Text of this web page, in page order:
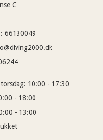
C
: 66130049
10:00 - 17:30
- 18:00
- 13:00